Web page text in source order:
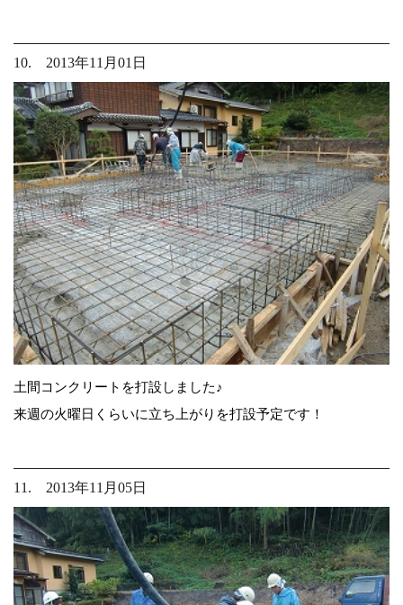
10. 2013年11月01日
土間コンクリートを打設しました♪
来週の火曜日くらいに立ち上がりを打設予定です！
11. 2013年11月05日